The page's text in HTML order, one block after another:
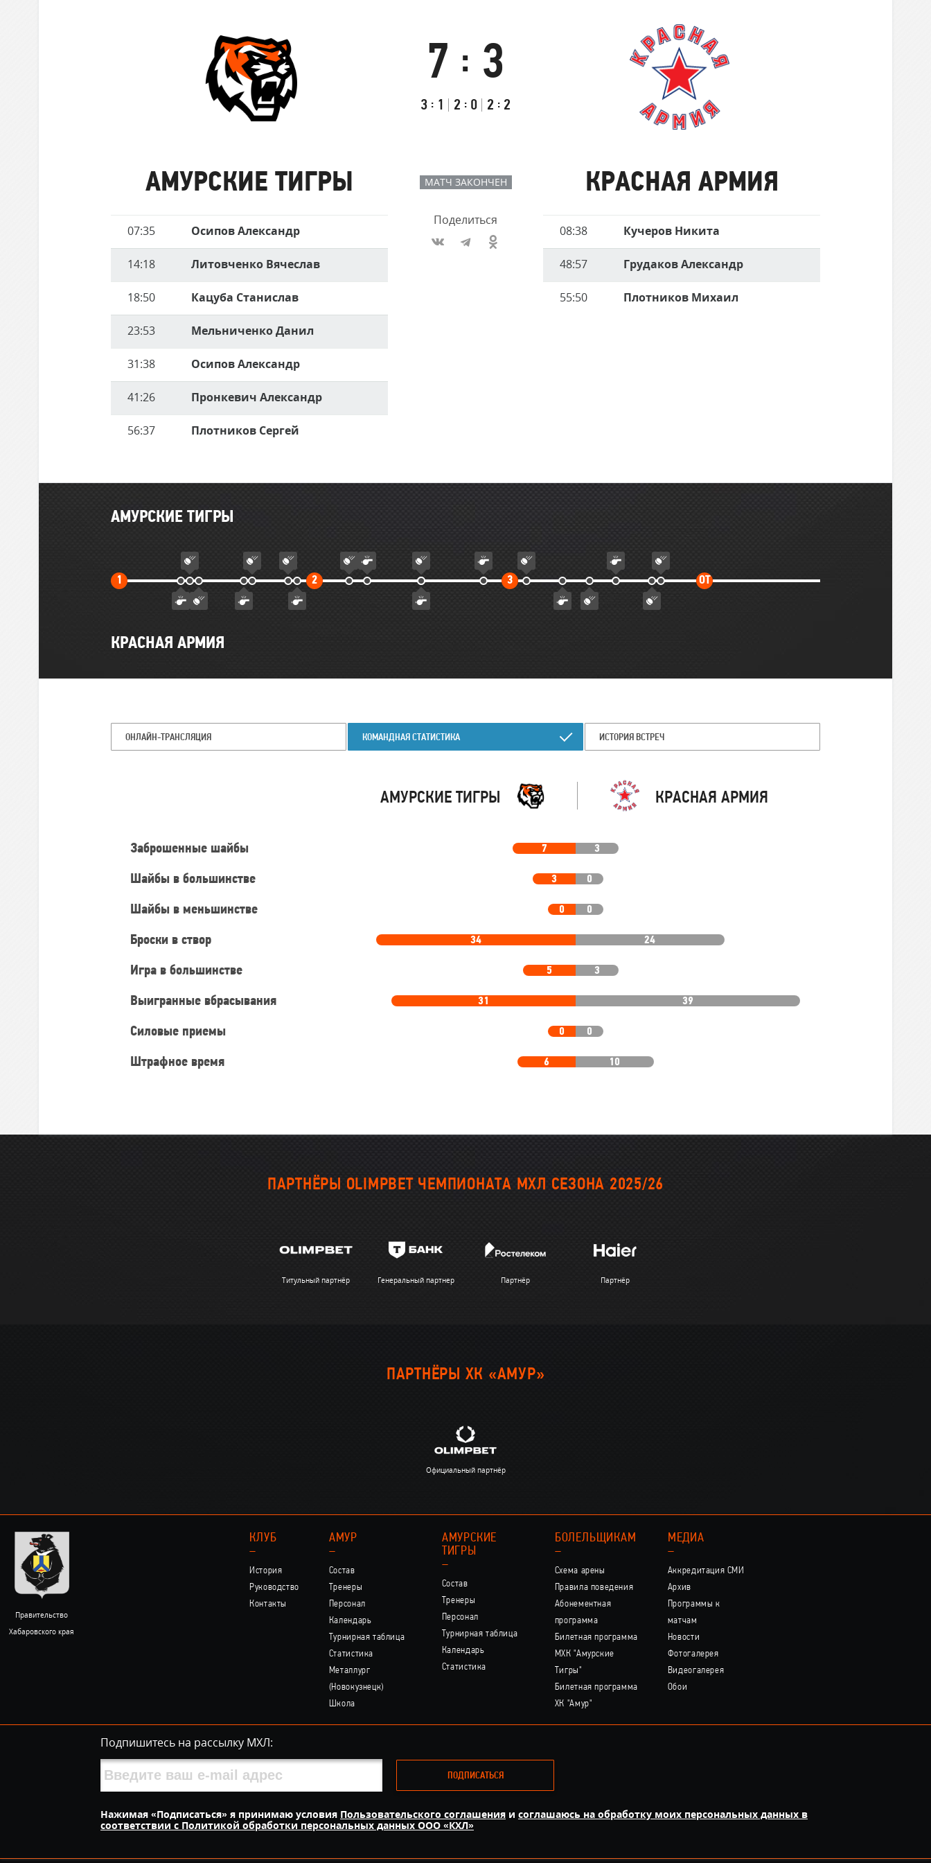
Шанхайские Драконы
встречи
Амурские
Тигры
Итоговый
7 : 3
Счёт
таймам
Первый
3 : 1
Второй
2 : 0
Третий
2 : 2
Красная
Армия
МАТЧ ЗАКОНЧЕН
Поделиться
АМУРСКИЕ ТИГРЫ
Время
Имя
07:35 Осипов Александр
14:18 Литовченко Вячеслав
18:50 Кацуба Станислав
23:53 Мельниченко Данил
31:38 Осипов Александр
41:26 Пронкевич Александр
56:37 Плотников Сергей
КРАСНАЯ АРМИЯ
Время
Имя
08:38 Кучеров Никита
48:57 Грудаков Александр
55:50 Плотников Михаил
Главные
АМУРСКИЕ ТИГРЫ
1 Первый
2Второй
3Третий
ОТДополнительное
КРАСНАЯ АРМИЯ
ОНЛАЙН-ТРАНСЛЯЦИЯ КОМАНДНАЯ СТАТИСТИКА ИСТОРИЯ ВСТРЕЧ
АМУРСКИЕ ТИГРЫ КРАСНАЯ АРМИЯ
Заброшенные шайбы 7 3
Шайбы в большинстве 3 0
Шайбы в меньшинстве 0 0
Броски в створ 34 24
Игра в большинстве 5 3
Выигранные вбрасывания 31 39
Силовые приемы 0 0
Штрафное время 6 10
ПАРТНЁРЫ OLIMPBET ЧЕМПИОНАТА МХЛ СЕЗОНА 2025/26
Титульный партнёр Генеральный партнер Партнёр Партнёр
ПАРТНЁРЫ ХК «АМУР»
Официальный партнёр
Правительство
Хабаровского края
КЛУБ
–
История
Руководство
Контакты
АМУР
–
Состав
Тренеры
Персонал
Календарь
Турнирная таблица
Статистика
Металлург
(Новокузнецк)
Школа
АМУРСКИЕ
ТИГРЫ
–
Состав
Тренеры
Персонал
Турнирная таблица
Календарь
Статистика
БОЛЕЛЬЩИКАМ
–
Схема арены
Правила поведения
Абонементная
программа
Билетная программа
МХК "Амурские
Тигры"
Билетная программа
ХК "Амур"
МЕДИА
–
Аккредитация СМИ
Архив
Программы к
матчам
Новости
Фотогалерея
Видеогалерея
Обои
Подпишитесь на рассылку МХЛ:
ПОДПИСАТЬСЯ
Нажимая «Подписаться» я принимаю условия Пользовательского соглашения и соглашаюсь на обработку моих персональных данных в
соответствии с Политикой обработки персональных данных ООО «КХЛ»